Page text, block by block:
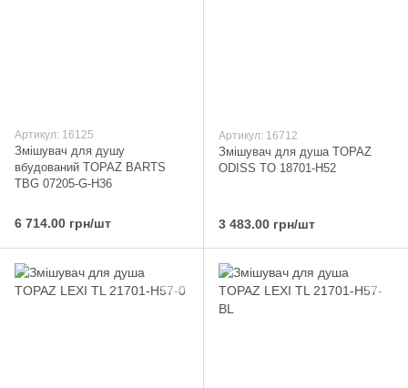
Артикул: 16125
Змішувач для душу
вбудований TOPAZ BARTS
TBG 07205-G-H36
6 714.00 грн/шт
Артикул: 16712
Змішувач для душа TOPAZ
ODISS TO 18701-H52
3 483.00 грн/шт